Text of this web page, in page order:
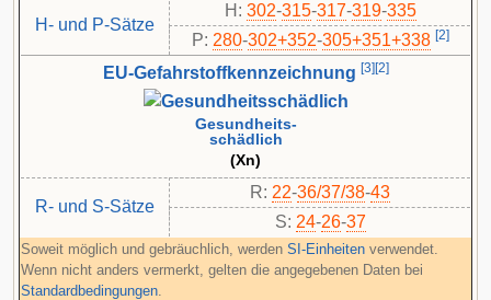
H- und P-Sätze
H: 302-315-317-319-335
P: 280-​302+352-​305+351+338 [2]
EU-Gefahrstoffkennzeichnung [3] [2]
Gesundheits-
schädlich
(Xn)
R- und S-Sätze
R: 22-36/37/38-43
S: 24-26-37
Soweit möglich und gebräuchlich, werden SI-Einheiten verwendet.
Wenn nicht anders vermerkt, gelten die angegebenen Daten bei
Standardbedingungen.